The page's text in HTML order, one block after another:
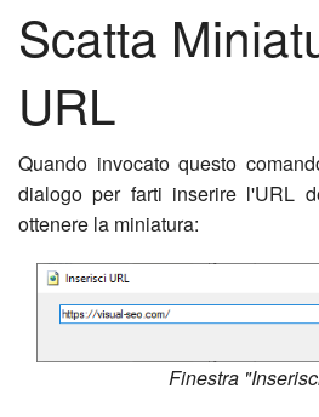
Scatta
URL
Quando invocato questo
dialogo per farti inserire l'URL
ottenere la miniatura:
Finestra